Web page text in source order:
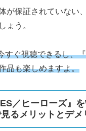
が保証されていない
ょう。
すぐ視聴できるし、
品も楽しめますよ。
／ヒーローズ』
るメリットとデメ